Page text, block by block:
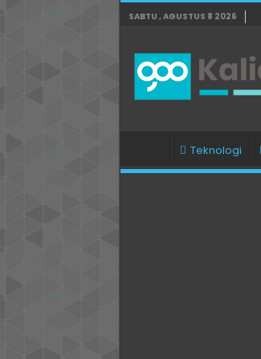
SABTU , AGUSTUS 8 2026
Teknologi